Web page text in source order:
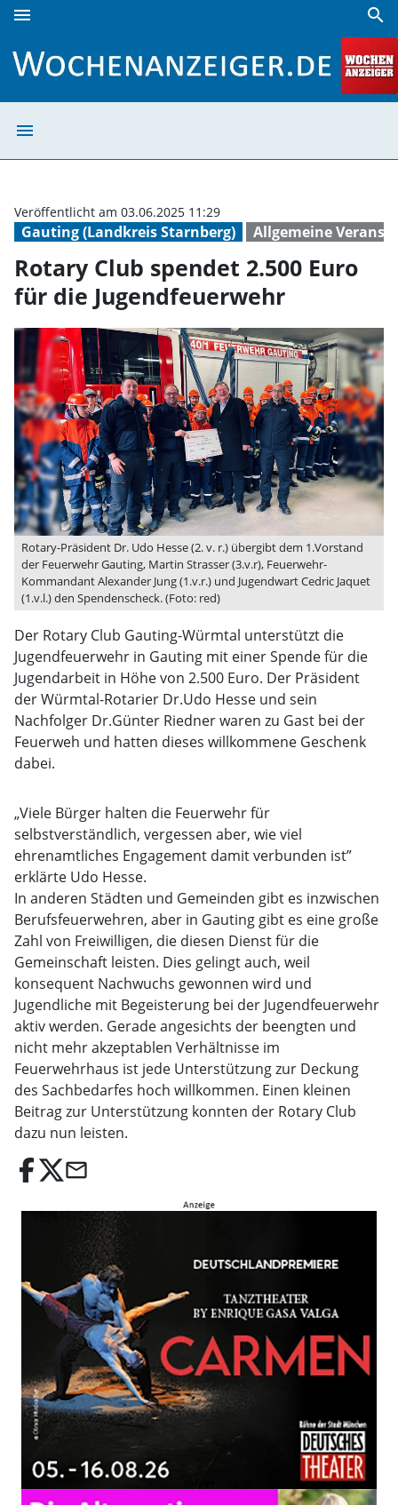
menu search
menu
Gauting (Landkreis Starnberg) Allgemeine
Veröffentlicht am 03.06.2025 11:29
Rotary Club spendet 2.500 Euro
für die Jugendfeuerwehr
Rotary-Präsident Dr. Udo Hesse (2. v. r.) übergibt dem 1.Vorstand
der Feuerwehr Gauting, Martin Strasser (3.v.r), Feuerwehr-
Kommandant Alexander Jung (1.v.r.) und Jugendwart Cedric Jaquet
(1.v.l.) den Spendenscheck. (Foto: red)
Der Rotary Club Gauting-Würmtal unterstützt die
Jugendfeuerwehr in Gauting mit einer Spende für die
Jugendarbeit in Höhe von 2.500 Euro. Der Präsident
der Würmtal-Rotarier Dr.Udo Hesse und sein
Nachfolger Dr.Günter Riedner waren zu Gast bei der
Feuerweh und hatten dieses willkommene Geschenk
dabei.
„Viele Bürger halten die Feuerwehr für
selbstverständlich, vergessen aber, wie viel
ehrenamtliches Engagement damit verbunden ist”
erklärte Udo Hesse.
In anderen Städten und Gemeinden gibt es inzwischen
Berufsfeuerwehren, aber in Gauting gibt es eine große
Zahl von Freiwilligen, die diesen Dienst für die
Gemeinschaft leisten. Dies gelingt auch, weil
konsequent Nachwuchs gewonnen wird und
Jugendliche mit Begeisterung bei der Jugendfeuerwehr
aktiv werden. Gerade angesichts der beengten und
nicht mehr akzeptablen Verhältnisse im
Feuerwehrhaus ist jede Unterstützung zur Deckung
des Sachbedarfes hoch willkommen. Einen kleinen
Beitrag zur Unterstützung konnten der Rotary Club
dazu nun leisten.
email